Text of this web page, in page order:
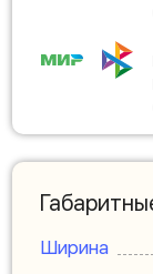
Ширина